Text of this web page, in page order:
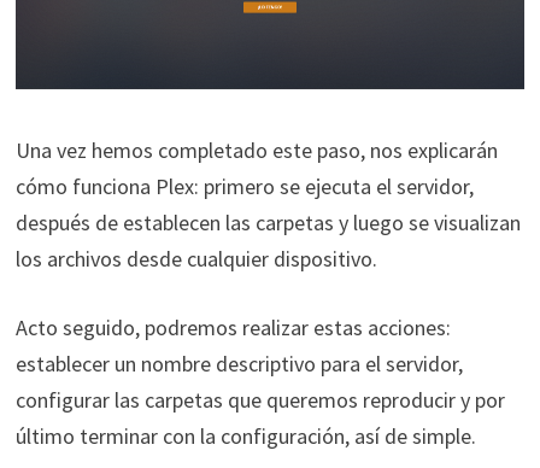
Una vez hemos completado este paso, nos explicarán
cómo funciona Plex: primero se ejecuta el servidor,
después de establecen las carpetas y luego se visualizan
los archivos desde cualquier dispositivo.
Acto seguido, podremos realizar estas acciones:
establecer un nombre descriptivo para el servidor,
configurar las carpetas que queremos reproducir y por
último terminar con la configuración, así de simple.